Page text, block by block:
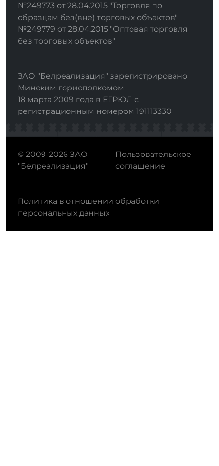
№249773 от 28.04.2015 "Торговля по
образцам без(вне) торговых объектов"
№249779 от 28.04.2015 "Оптовая торговля
без торговых объектов"
ЗАО "Белреализация" зарегистрировано
Минским горисполкомом
18 марта 2009 года в ЕГРЮЛ с
регистрационным номером 191113330
© 2009-2026 ЗАО
"Белреализация"
Пользовательское
соглашение
Политика в отношении обработки
персональных данных